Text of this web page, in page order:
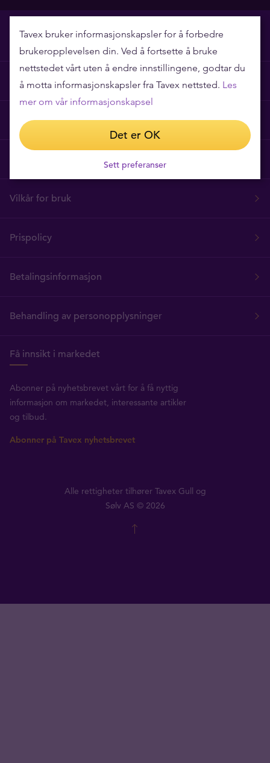
Hvorfor Tavex?
Ofte stilte spørsmål
Tavex Privacy and Cookies Policy
Vilkår for bruk
Prispolicy
Betalingsinformasjon
Behandling av personopplysninger
Få innsikt i markedet
Abonner på nyhetsbrevet vårt for å få nyttig
informasjon om markedet, interessante artikler
og tilbud.
Abonner på Tavex nyhetsbrevet
Alle rettigheter tilhører Tavex Gull og
Sølv AS © 2026
Tavex bruker informasjonskapsler for å forbedre
brukeropplevelsen din. Ved å fortsette å bruke
nettstedet vårt uten å endre innstillingene, godtar du
å motta informasjonskapsler fra Tavex nettsted. Les
mer om vår informasjonskapsel
Det er OK
Sett preferanser